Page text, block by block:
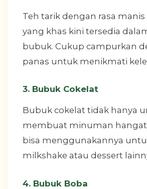
Teh tarik dengan rasa
yang khas kini tersedia
bubuk. Cukup campurkan
panas untuk menikmati
3. Bubuk Cokelat
Bubuk cokelat tidak hanya
membuat minuman
bisa menggunakannya
milkshake atau dessert
4. Bubuk Boba